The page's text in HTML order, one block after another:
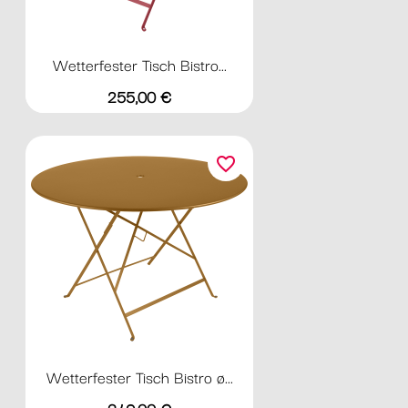
Wetterfester Tisch Bistro...
Preis
255,00 €
Wetterfester Tisch Bistro ø...
favorite_border